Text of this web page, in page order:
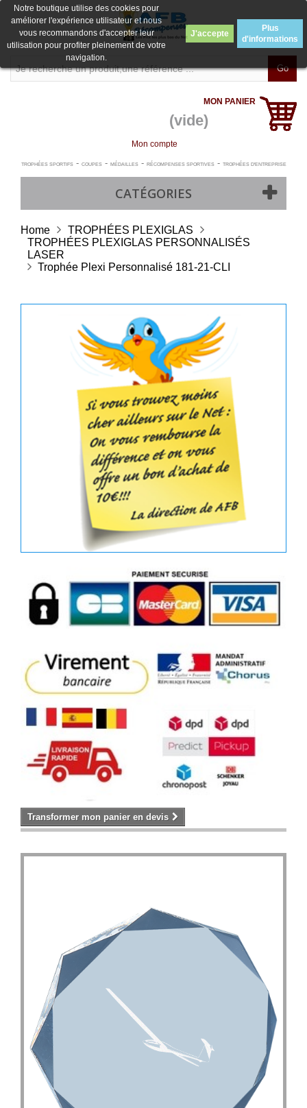
Go
MON PANIER
(vide)
Mon compte
TROPHÉES SPORTIFS- COUPES- MÉDAILLES- RÉCOMPENSES SPORTIVES- TROPHÉES D'ENTREPRISE
CATÉGORIES
Notre boutique utilise des cookies pour
améliorer l'expérience utilisateur et nous
vous recommandons d'accepter leur
utilisation pour profiter pleinement de votre
navigation.
J'accepte
Plus
d'informations
Home
TROPHÉES PLEXIGLAS
TROPHÉES PLEXIGLAS PERSONNALISÉS
LASER
Trophée Plexi Personnalisé 181-21-CLI
Transformer mon panier en devis